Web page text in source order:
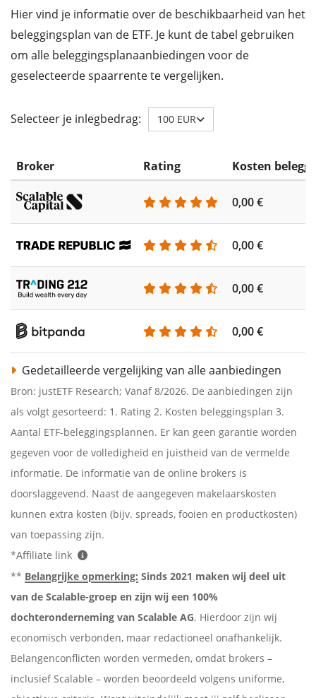
Hier vind je informatie over de beschikbaarheid van het
beleggingsplan van de ETF. Je kunt de tabel gebruiken
om alle beleggingsplanaanbiedingen voor de
geselecteerde spaarrente te vergelijken.
Selecteer je inlegbedrag: 100 EUR
Broker Rating Kosten
0,00 €
0,00 €
0,00 €
0,00 €
Gedetailleerde vergelijking van alle aanbiedingen
Bron: justETF Research; Vanaf 8/2026. De aanbiedingen zijn
als volgt gesorteerd: 1. Rating 2. Kosten beleggingsplan 3.
Aantal ETF-beleggingsplannen. Er kan geen garantie worden
gegeven voor de volledigheid en juistheid van de vermelde
informatie. De informatie van de online brokers is
doorslaggevend. Naast de aangegeven makelaarskosten
kunnen extra kosten (bijv. spreads, fooien en productkosten)
van toepassing zijn.
*Affiliate link
** Belangrijke opmerking: Sinds 2021 maken wij deel uit
van de Scalable-groep en zijn wij een 100%
dochteronderneming van Scalable AG. Hierdoor zijn wij
economisch verbonden, maar redactioneel onafhankelijk.
Belangenconflicten worden vermeden, omdat brokers –
inclusief Scalable – worden beoordeeld volgens uniforme,